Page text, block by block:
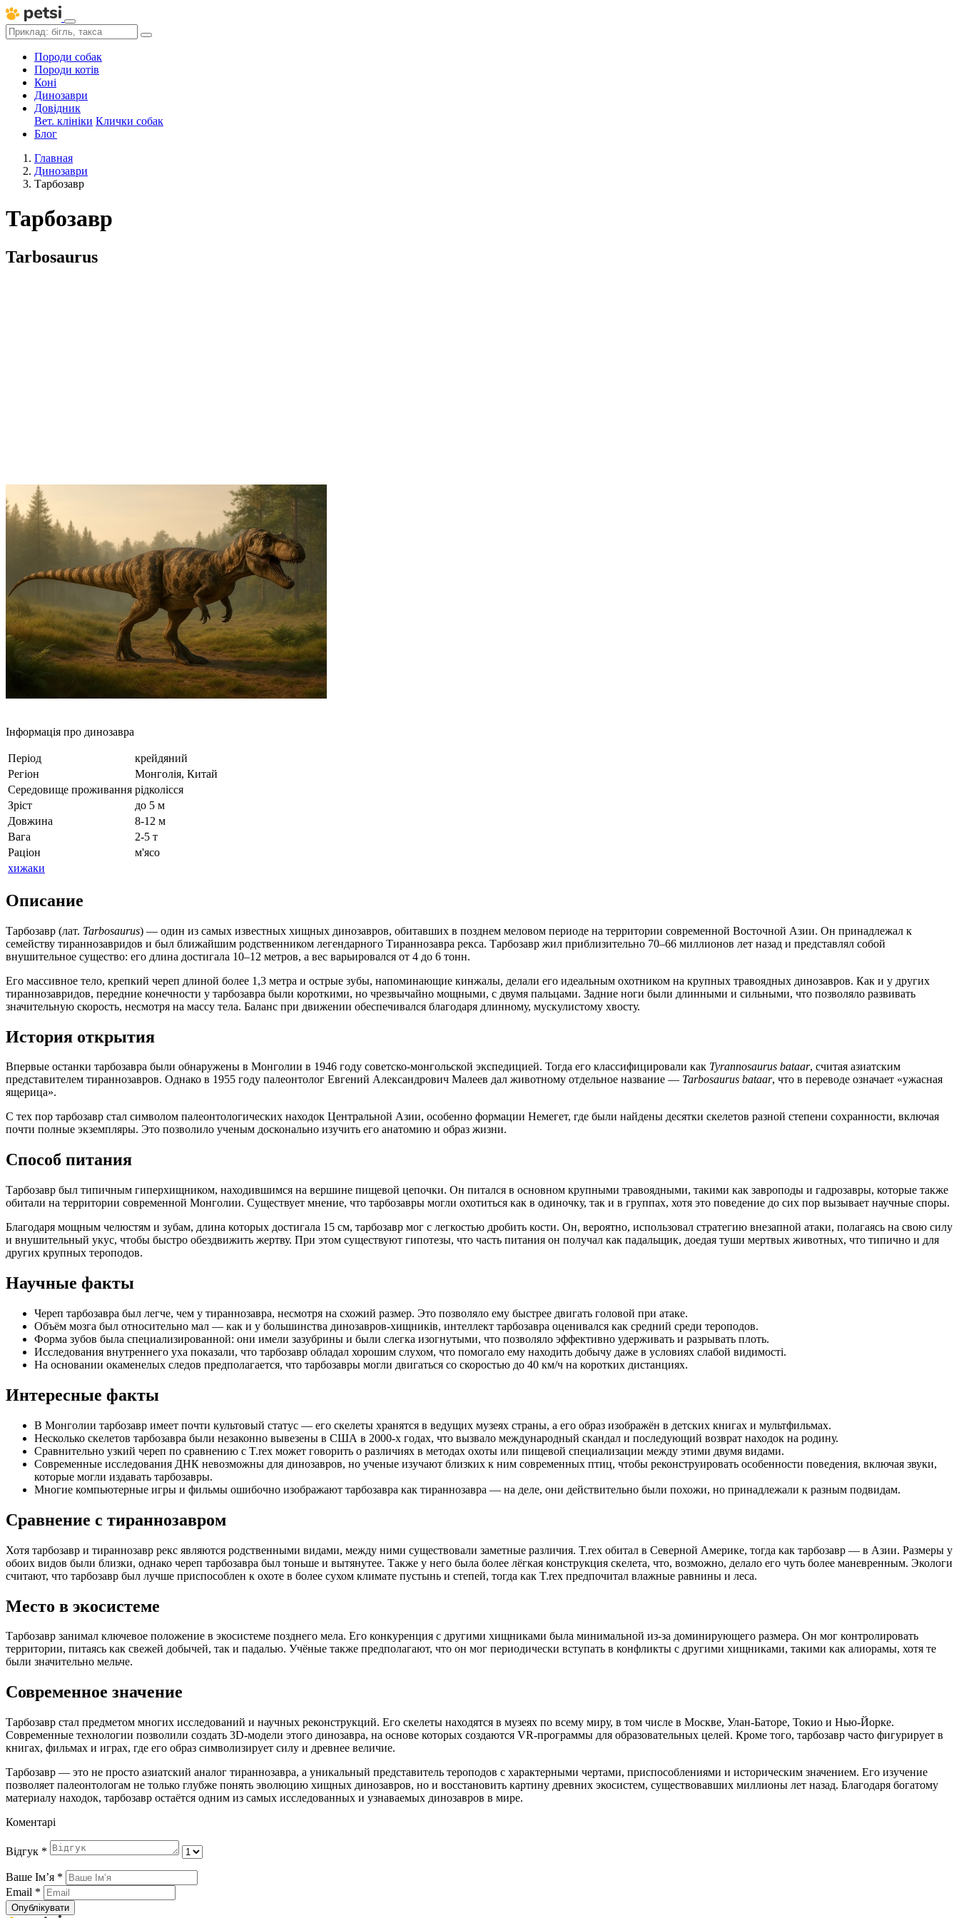
Породи собак
Породи котів
Коні
Динозаври
Довідник
Вет. клініки Клички собак
Блог
Главная
Динозаври
Тарбозавр
Тарбозавр
Tarbosaurus
Інформація про динозавра
Період
крейдяний
Регіон
Монголія, Китай
Середовище проживання рідколісся
Зріст
до 5 м
Довжина
8-12 м
Вага
2-5 т
Раціон
м'ясо
хижаки
Описание
Тарбозавр (лат. Tarbosaurus) — один из самых известных хищных динозавров, обитавших в позднем меловом периоде на территории современной Восточной Азии. Он принадлежал к
семейству тираннозавридов и был ближайшим родственником легендарного Тираннозавра рекса. Тарбозавр жил приблизительно 70–66 миллионов лет назад и представлял собой
внушительное существо: его длина достигала 10–12 метров, а вес варьировался от 4 до 6 тонн.
Его массивное тело, крепкий череп длиной более 1,3 метра и острые зубы, напоминающие кинжалы, делали его идеальным охотником на крупных травоядных динозавров. Как и у других
тираннозавридов, передние конечности у тарбозавра были короткими, но чрезвычайно мощными, с двумя пальцами. Задние ноги были длинными и сильными, что позволяло развивать
значительную скорость, несмотря на массу тела. Баланс при движении обеспечивался благодаря длинному, мускулистому хвосту.
История открытия
Впервые останки тарбозавра были обнаружены в Монголии в 1946 году советско-монгольской экспедицией. Тогда его классифицировали как Tyrannosaurus bataar, считая азиатским
представителем тираннозавров. Однако в 1955 году палеонтолог Евгений Александрович Малеев дал животному отдельное название — Tarbosaurus bataar, что в переводе означает «ужасная
ящерица».
С тех пор тарбозавр стал символом палеонтологических находок Центральной Азии, особенно формации Немегет, где были найдены десятки скелетов разной степени сохранности, включая
почти полные экземпляры. Это позволило ученым досконально изучить его анатомию и образ жизни.
Способ питания
Тарбозавр был типичным гиперхищником, находившимся на вершине пищевой цепочки. Он питался в основном крупными травоядными, такими как завроподы и гадрозавры, которые также
обитали на территории современной Монголии. Существует мнение, что тарбозавры могли охотиться как в одиночку, так и в группах, хотя это поведение до сих пор вызывает научные споры.
Благодаря мощным челюстям и зубам, длина которых достигала 15 см, тарбозавр мог с легкостью дробить кости. Он, вероятно, использовал стратегию внезапной атаки, полагаясь на свою силу
и внушительный укус, чтобы быстро обездвижить жертву. При этом существуют гипотезы, что часть питания он получал как падальщик, доедая туши мертвых животных, что типично и для
других крупных тероподов.
Научные факты
Череп тарбозавра был легче, чем у тираннозавра, несмотря на схожий размер. Это позволяло ему быстрее двигать головой при атаке.
Объём мозга был относительно мал — как и у большинства динозавров-хищників, интеллект тарбозавра оценивался как средний среди тероподов.
Форма зубов была специализированной: они имели зазубрины и были слегка изогнутыми, что позволяло эффективно удерживать и разрывать плоть.
Исследования внутреннего уха показали, что тарбозавр обладал хорошим слухом, что помогало ему находить добычу даже в условиях слабой видимості.
На основании окаменелых следов предполагается, что тарбозавры могли двигаться со скоростью до 40 км/ч на коротких дистанциях.
Интересные факты
В Монголии тарбозавр имеет почти культовый статус — его скелеты хранятся в ведущих музеях страны, а его образ изображён в детских книгах и мультфильмах.
Несколько скелетов тарбозавра были незаконно вывезены в США в 2000-х годах, что вызвало международный скандал и последующий возврат находок на родину.
Сравнительно узкий череп по сравнению с T.rex может говорить о различиях в методах охоты или пищевой специализации между этими двумя видами.
Современные исследования ДНК невозможны для динозавров, но ученые изучают близких к ним современных птиц, чтобы реконструировать особенности поведения, включая звуки,
которые могли издавать тарбозавры.
Многие компьютерные игры и фильмы ошибочно изображают тарбозавра как тираннозавра — на деле, они действительно были похожи, но принадлежали к разным подвидам.
Сравнение с тираннозавром
Хотя тарбозавр и тираннозавр рекс являются родственными видами, между ними существовали заметные различия. T.rex обитал в Северной Америке, тогда как тарбозавр — в Азии. Размеры у
обоих видов были близки, однако череп тарбозавра был тоньше и вытянутее. Также у него была более лёгкая конструкция скелета, что, возможно, делало его чуть более маневренным. Экологи
считают, что тарбозавр был лучше приспособлен к охоте в более сухом климате пустынь и степей, тогда как T.rex предпочитал влажные равнины и леса.
Место в экосистеме
Тарбозавр занимал ключевое положение в экосистеме позднего мела. Его конкуренция с другими хищниками была минимальной из-за доминирующего размера. Он мог контролировать
территории, питаясь как свежей добычей, так и падалью. Учёные также предполагают, что он мог периодически вступать в конфликты с другими хищниками, такими как алиорамы, хотя те
были значительно мельче.
Современное значение
Тарбозавр стал предметом многих исследований и научных реконструкций. Его скелеты находятся в музеях по всему миру, в том числе в Москве, Улан-Баторе, Токио и Нью-Йорке.
Современные технологии позволили создать 3D-модели этого динозавра, на основе которых создаются VR-программы для образовательных целей. Кроме того, тарбозавр часто фигурирует в
книгах, фильмах и играх, где его образ символизирует силу и древнее величие.
Тарбозавр — это не просто азиатский аналог тираннозавра, а уникальный представитель тероподов с характерными чертами, приспособлениями и историческим значением. Его изучение
позволяет палеонтологам не только глубже понять эволюцию хищных динозавров, но и восстановить картину древних экосистем, существовавших миллионы лет назад. Благодаря богатому
материалу находок, тарбозавр остаётся одним из самых исследованных и узнаваемых динозавров в мире.
Коментарі
Відгук *
Ваше Імʼя *
Email *
Опублікувати